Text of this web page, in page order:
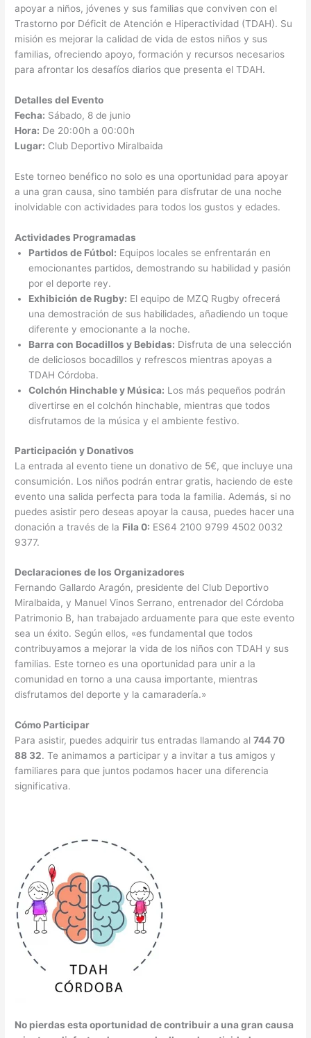
apoyar a niños, jóvenes y sus familias que conviven con el
Trastorno por Déficit de Atención e Hiperactividad (TDAH). Su
misión es mejorar la calidad de vida de estos niños y sus
familias, ofreciendo apoyo, formación y recursos necesarios
para afrontar los desafíos diarios que presenta el TDAH.
Detalles del Evento
Fecha: Sábado, 8 de junio
Hora: De 20:00h a 00:00h
Lugar: Club Deportivo Miralbaida
Este torneo benéfico no solo es una oportunidad para apoyar
a una gran causa, sino también para disfrutar de una noche
inolvidable con actividades para todos los gustos y edades.
Actividades Programadas
Partidos de Fútbol: Equipos locales se enfrentarán en
emocionantes partidos, demostrando su habilidad y pasión
por el deporte rey.
Exhibición de Rugby: El equipo de MZQ Rugby ofrecerá
una demostración de sus habilidades, añadiendo un toque
diferente y emocionante a la noche.
Barra con Bocadillos y Bebidas: Disfruta de una selección
de deliciosos bocadillos y refrescos mientras apoyas a
TDAH Córdoba.
Colchón Hinchable y Música: Los más pequeños podrán
divertirse en el colchón hinchable, mientras que todos
disfrutamos de la música y el ambiente festivo.
Participación y Donativos
La entrada al evento tiene un donativo de 5€, que incluye una
consumición. Los niños podrán entrar gratis, haciendo de este
evento una salida perfecta para toda la familia. Además, si no
puedes asistir pero deseas apoyar la causa, puedes hacer una
donación a través de la Fila 0: ES64 2100 9799 4502 0032
9377.
Declaraciones de los Organizadores
Fernando Gallardo Aragón, presidente del Club Deportivo
Miralbaida, y Manuel Vinos Serrano, entrenador del Córdoba
Patrimonio B, han trabajado arduamente para que este evento
sea un éxito. Según ellos, «es fundamental que todos
contribuyamos a mejorar la vida de los niños con TDAH y sus
familias. Este torneo es una oportunidad para unir a la
comunidad en torno a una causa importante, mientras
disfrutamos del deporte y la camaradería.»
Cómo Participar
Para asistir, puedes adquirir tus entradas llamando al744 70
88 32. Te animamos a participar y a invitar a tus amigos y
familiares para que juntos podamos hacer una diferencia
significativa.
No pierdas esta oportunidad de contribuir a una gran causa